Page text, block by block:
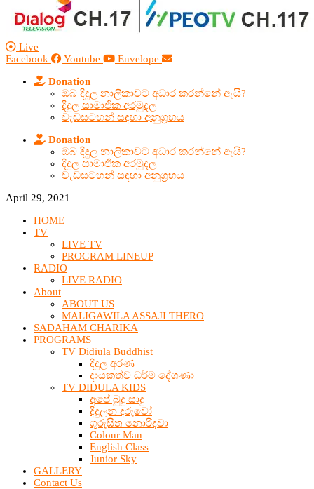
Live
Facebook
Youtube Envelope
Donation
ඔබ දිදුල නාලිකාවට අධාර කරන්නේ ඇයි?
දිදුල සාමාජික අරමුදල
වැඩසටහන් සඳහා අනුග්‍රහය
Donation
ඔබ දිදුල නාලිකාවට අධාර කරන්නේ ඇයි?
දිදුල සාමාජික අරමුදල
වැඩසටහන් සඳහා අනුග්‍රහය
April 29, 2021
HOME
TV
LIVE TV
PROGRAM LINEUP
RADIO
LIVE RADIO
About
ABOUT US
MALIGAWILA ASSAJI THERO
SADAHAM CHARIKA
PROGRAMS
TV Didiula Buddhist
දිදුල අරණ
දායකත්ව ධර්ම දේශණා
TV DIDULA KIDS
අපේ බුදු සාදු
දිදුලන දරුවෝ
ගුරුසිත නොරිදවා
Colour Man
English Class
Junior Sky
GALLERY
Contact Us